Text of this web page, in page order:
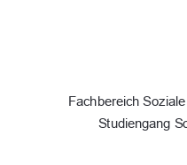
Fachbereich
Studiengang